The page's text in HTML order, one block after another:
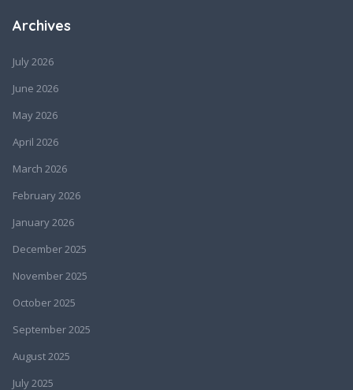
Archives
July 2026
June 2026
May 2026
April 2026
March 2026
February 2026
January 2026
December 2025
November 2025
October 2025
September 2025
August 2025
July 2025